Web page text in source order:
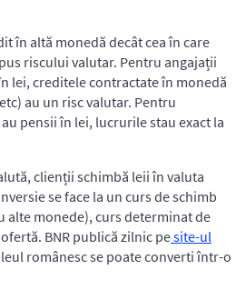
în altă monedă decât cea în care
riscului valutar. Pentru angajații
lei, creditele contractate în monedă
au un risc valutar. Pentru
pensii în lei, lucrurile stau exact la
clienții schimbă leii în valuta
se face la un curs de schimb
alte monede), curs determinat de
BNR publică zilnic pesite-ul
românesc se poate converti într-o